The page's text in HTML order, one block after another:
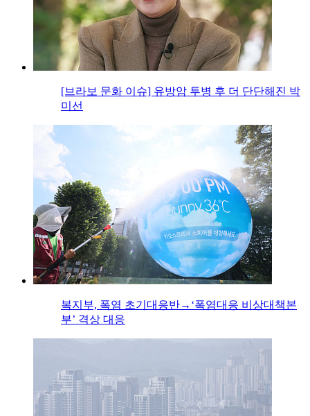
[브라보 문화 이슈] 유방암 투병 후 더 단단해진 박
미선
복지부, 폭염 초기대응반→‘폭염대응 비상대책본
부’ 격상 대응